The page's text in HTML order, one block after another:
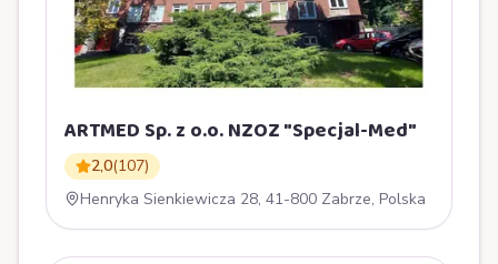
ARTMED Sp. z o.o. NZOZ "Specjal-Med"
2,0(107)
Henryka Sienkiewicza 28, 41-800 Zabrze, Polska